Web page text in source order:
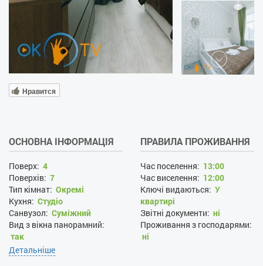
Нравится
ОСНОВНА ІНФОРМАЦІЯ
Поверх: 4
Поверхів: 7
Тип кімнат: Окремі
Кухня: Студіо
Санвузол: Суміжний
Вид з вікна панорамний:
так
Вид з вікна на вулицю:
Вид з вікна у двір:
ПРАВИЛА ПРОЖИВАННЯ
Час поселення: 13:00
Час виселення: 12:00
Ключі видаються: У
квартирі
Звітні документи: ні
Проживання з господарями:
ні
Детальніше